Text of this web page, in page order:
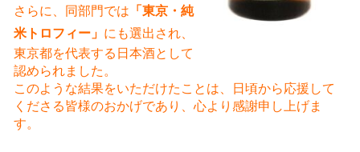
さらに、同部門では 「東京・純
米トロフィー」 にも選出され、
東京都を代表する日本酒として
認められました。
このような結果をいただけたことは、日頃から応援して
くださる皆様のおかげであり、心より感謝申し上げま
す。